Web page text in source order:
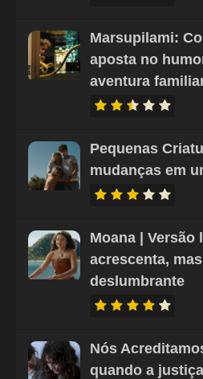
Marsupilami:
aposta no
aventura
Pequenas
mudanças em
Moana | Versão
acrescenta,
deslumbrante
Nós
quando a